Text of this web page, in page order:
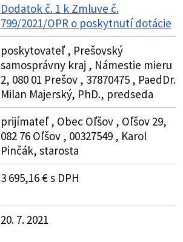
Dodatok č. 1 k Zmluve č.
799/2021/OPR o poskytnutí dotácie
poskytovateľ , Prešovský
samosprávny kraj , Námestie mieru
2, 080 01 Prešov , 37870475 , PaedDr.
Milan Majerský, PhD., predseda
prijímateľ , Obec Oľšov , Oľšov 29,
082 76 Oľšov , 00327549 , Karol
Pinčák, starosta
3 695,16 € s DPH
20. 7. 2021